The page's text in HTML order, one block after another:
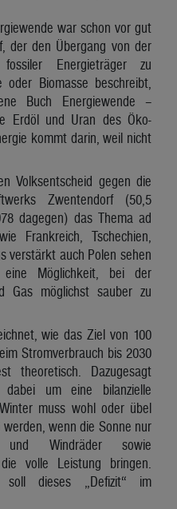
war schon vor gut
der den Übergang von der
Energieträger zu
Biomasse beschreibt,
Buch Energiewende –
Erdöl und Uran des Öko-
kommt darin, weil nicht
Volksentscheid gegen die
Zwentendorf (50,5
dagegen) das Thema ad
Frankreich, Tschechien,
verstärkt auch Polen sehen
Möglichkeit, bei der
Gas möglichst sauber zu
wie das Ziel von 100
Stromverbrauch bis 2030
theoretisch. Dazugesagt
um eine bilanzielle
muss wohl oder übel
wenn die Sonne nur
Windräder sowie
volle Leistung bringen.
soll dieses „Defizit“ im